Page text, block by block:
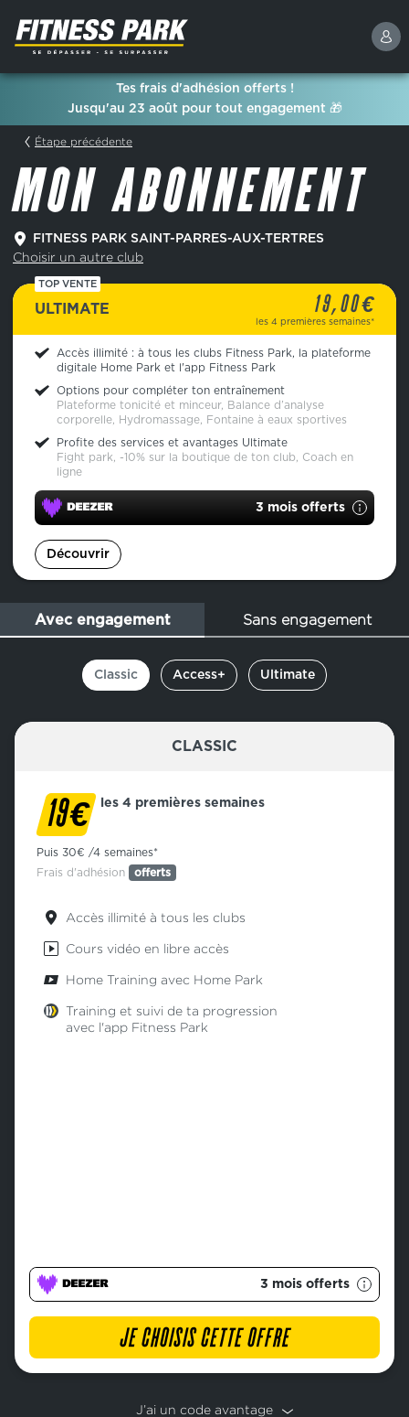
Étape précédente
MON ABONNEMENT
FITNESS PARK SAINT-PARRES-AUX-TERTRES
Choisir un autre club
TOP VENTE
ULTIMATE 19,00€
les 4 premières semaines*
Accès illimité : à tous les clubs Fitness Park, la plateforme
digitale Home Park et l'app Fitness Park
Options pour compléter ton entraînement
Plateforme tonicité et minceur, Balance d’analyse
corporelle, Hydromassage, Fontaine à eaux sportives
Profite des services et avantages Ultimate
Fight park, -10% sur la boutique de ton club, Coach en
ligne
3 mois offerts
Découvrir
Tes frais d'adhésion offerts !
Jusqu'au 23 août pour tout engagement 🎁
Avec engagement Sans engagement
Classic Access+ Ultimate
CLASSIC
19€ les 4 premières semaines
Puis 30€ /4 semaines*
Frais d'adhésion
offerts
Accès illimité à tous les clubs
Cours vidéo en libre accès
Home Training avec Home Park
Training et suivi de ta progression
avec l'app Fitness Park
3 mois offerts
JE CHOISIS CETTE OFFRE
J’ai un code avantage